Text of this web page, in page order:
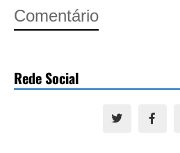
Comentário
Rede Social